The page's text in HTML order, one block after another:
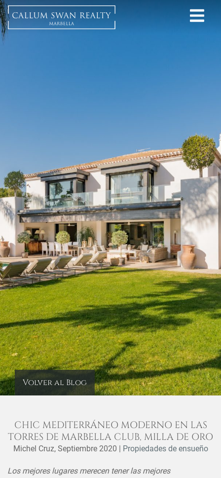
Volver al Blog
CHIC MEDITERRÁNEO MODERNO EN LAS
TORRES DE MARBELLA CLUB, MILLA DE ORO
Michel Cruz, Septiembre 2020 | Propiedades de ensueño
Los mejores lugares merecen tener las mejores